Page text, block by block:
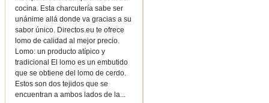
cocina. Esta charcutería sabe ser
unánime allá donde va gracias a su
sabor único. Directos.eu te ofrece
lomo de calidad al mejor precio.
Lomo: un producto atípico y
tradicional El lomo es un embutido
que se obtiene del lomo de cerdo.
Estos son dos tejidos que se
encuentran a ambos lados de la...